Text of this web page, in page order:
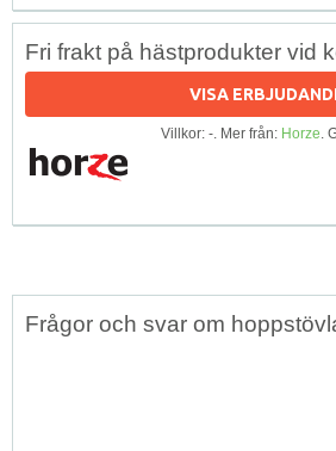
Fri frakt på hästprodukter vid
VISA
Villkor: -. Mer från: Horze.
Frågor och svar om